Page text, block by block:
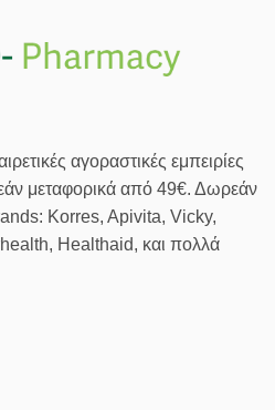
αγοραστικές εμπειρίες
μεταφορικά από 49€. Δωρεάν
Korres, Apivita, Vicky,
Healthaid, και πολλά